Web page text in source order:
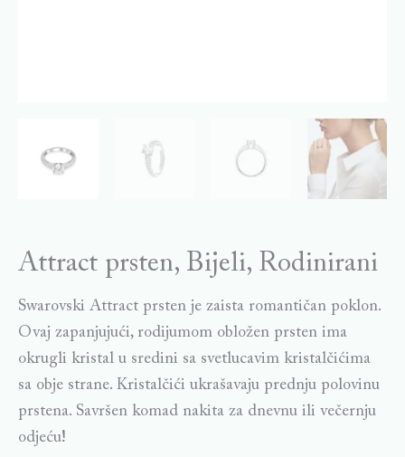
Attract prsten, Bijeli, Rodinirani
Swarovski Attract prsten je zaista romantičan poklon.
Ovaj zapanjujući, rodijumom obložen prsten ima
okrugli kristal u sredini sa svetlucavim kristalčićima
sa obje strane. Kristalčići ukrašavaju prednju polovinu
prstena. Savršen komad nakita za dnevnu ili večernju
odjeću!